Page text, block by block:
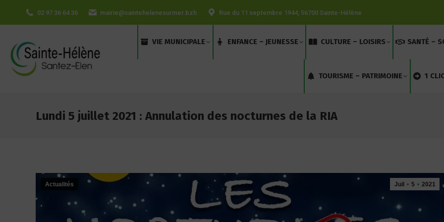
principal
02 97 36 64 36 mairie@saintehelenesurmer.bzh Rue du 11 septembre 1944, 56700 Sainte-Hélène
VIE MUNICIPALE ENFANCE – JEUNESSE CULTURE – LOISIRS SANTÉ –
TOURISME – PATRIMOINE 1
Lundi 5 juillet 2021 : Annulation des nocturnes de la RIA
Juil 5 2021
Actualités